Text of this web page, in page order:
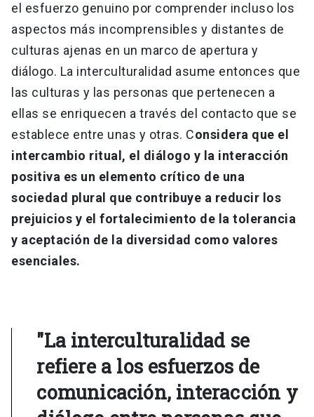
el esfuerzo genuino por comprender incluso los
aspectos más incomprensibles y distantes de
culturas ajenas en un marco de apertura y
diálogo. La interculturalidad asume entonces que
las culturas y las personas que pertenecen a
ellas se enriquecen a través del contacto que se
establece entre unas y otras. Considera que el
intercambio ritual, el diálogo y la interacción
positiva es un elemento crítico de una
sociedad plural que contribuye a reducir los
prejuicios y el fortalecimiento de la tolerancia
y aceptación de la diversidad como valores
esenciales.
"La interculturalidad se
refiere a los esfuerzos de
comunicación, interacción y